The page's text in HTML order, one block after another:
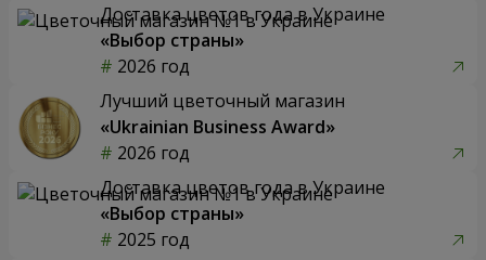
Доставка цветов года в Украине
«Выбор страны»
2026 год
Лучший цветочный магазин
«Ukrainian Business Award»
2026 год
Доставка цветов года в Украине
«Выбор страны»
2025 год